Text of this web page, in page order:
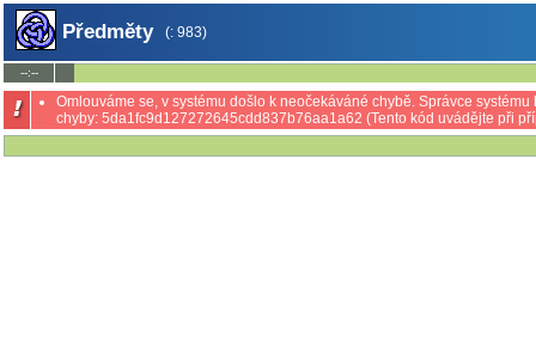
Předměty (: 983)
--:--
Omlouváme se, v systému došlo k neočekáváné chybě. Správce
chyby: 5da1fc9d127272645cdd837b76aa1a62 (Tento kód uvádějte při